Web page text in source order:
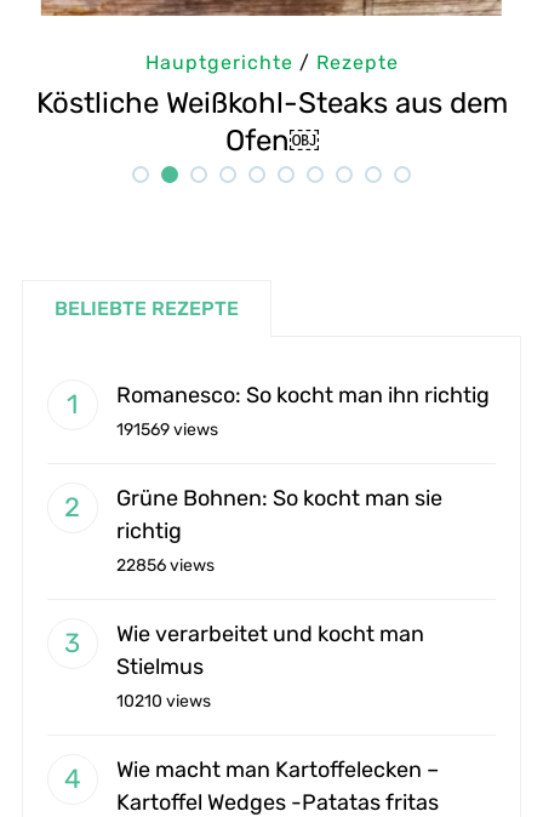
Hauptgerichte/Rezepte
Selbstgemachte Tahini:
Rezept
BELIEBTE REZEPTE
Romanesco: So kocht man ihn richtig
191569 views
Grüne Bohnen: So kocht man sie
richtig
22856 views
Wie verarbeitet und kocht man
Stielmus
10210 views
Wie macht man Kartoffelecken –
Kartoffel Wedges -Patatas fritas